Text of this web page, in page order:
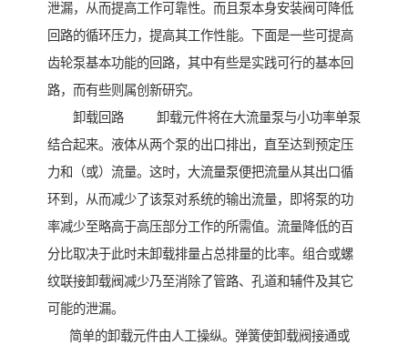
泄漏，从而提高工作可靠性。而且泵本身安装阀可降低
回路的循环压力，提高其工作性能。下面是一些可提高
齿轮泵基本功能的回路，其中有些是实践可行的基本回
路，而有些则属创新研究。
卸载回路 卸载元件将在大流量泵与小功率单泵
结合起来。液体从两个泵的出口排出，直至达到预定压
力和（或）流量。这时，大流量泵便把流量从其出口循
环到，从而减少了该泵对系统的输出流量，即将泵的功
率减少至略高于高压部分工作的所需值。流量降低的百
分比取决于此时未卸载排量占总排量的比率。组合或螺
纹联接卸载阀减少乃至消除了管路、孔道和辅件及其它
可能的泄漏。
简单的卸载元件由人工操纵。弹簧使卸载阀接通或